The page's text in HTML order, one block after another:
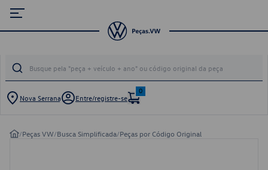
Nova Serrana Entre/registre-se
0
/Peças VW/Busca Simplificada/Peças por Código Original